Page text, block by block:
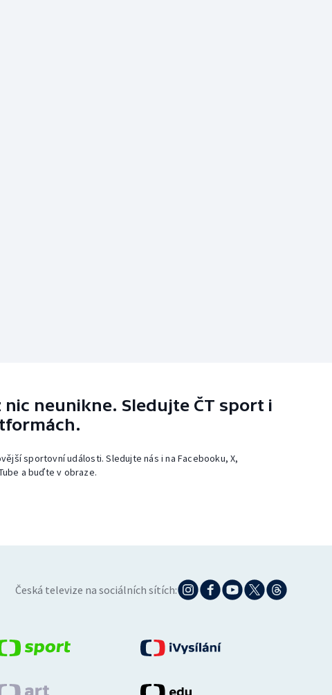
neunikne. Sledujte ČT sport i
sportovní události. Sledujte nás i na Facebooku, X,
a buďte v obraze.
Česká televize na sociálních sítích: